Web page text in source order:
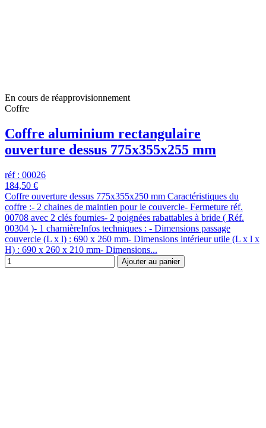
En cours de réapprovisionnement
Coffre
Coffre aluminium rectangulaire
ouverture dessus 775x355x255 mm
réf : 00026
184,50 €
Coffre ouverture dessus 775x355x250 mm Caractéristiques du
coffre :- 2 chaines de maintien pour le couvercle- Fermeture réf.
00708 avec 2 clés fournies- 2 poignées rabattables à bride ( Réf.
00304 )- 1 charnièreInfos techniques : - Dimensions passage
couvercle (L x l) : 690 x 260 mm- Dimensions intérieur utile (L x l x
H) : 690 x 260 x 210 mm- Dimensions...
Ajouter au panier